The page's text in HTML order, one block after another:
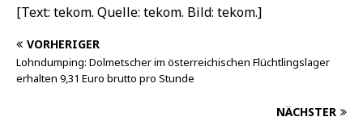
[Text: tekom. Quelle: tekom. Bild: tekom.]
VORHERIGER
Lohndumping: Dolmetscher im österreichischen Flüchtlingslager
erhalten 9,31 Euro brutto pro Stunde
NÄCHSTER